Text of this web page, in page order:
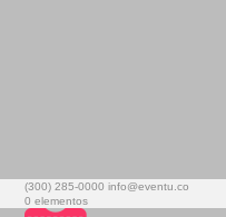
(300) 285-0000 info@eventu.co
0 elementos